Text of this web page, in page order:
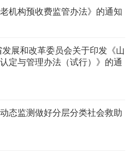
机构预收费监管办法》的通知
展和改革委员会关于印发《山
定与管理办法（试行）》的通
态监测做好分层分类社会救助